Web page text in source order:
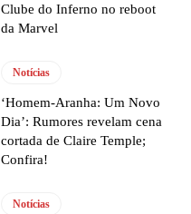
Clube do Inferno no reboot
da Marvel
Notícias
‘Homem-Aranha: Um Novo
Dia’: Rumores revelam cena
cortada de Claire Temple;
Confira!
Notícias